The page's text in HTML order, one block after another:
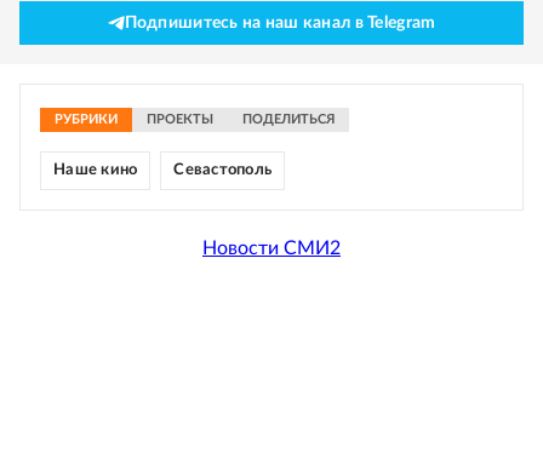
Подпишитесь на наш канал в Telegram
РУБРИКИ ПРОЕКТЫ ПОДЕЛИТЬСЯ
Наше кино Севастополь
Новости СМИ2